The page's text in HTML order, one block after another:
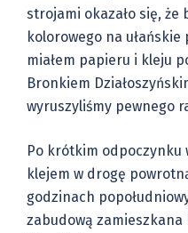
strojami okazało się,
kolorowego na ułańskie
miałem papieru i kleju
Bronkiem
wyruszyliśmy pewnego
Po krótkim odpoczynku
klejem w drogę
godzinach
zabudową zamieszkana